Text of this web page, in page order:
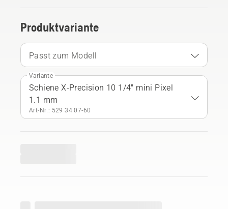
Produktvariante
Passt zum Modell
Variante
Schiene X-Precision 10 1/4" mini Pixel
1.1 mm
Art-Nr.: 529 34 07‑60